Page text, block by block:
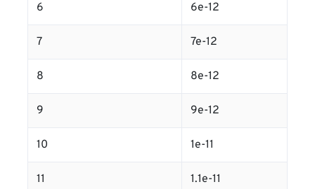
6 6e-12
7 7e-12
8 8e-12
9 9e-12
10 1e-11
11 1.1e-11